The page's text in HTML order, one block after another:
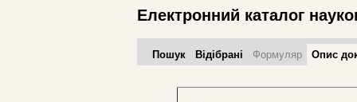
Електронний каталог
Пошук Відібрані Формуляр Опис